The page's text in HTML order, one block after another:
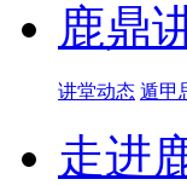
鹿鼎
讲堂动态 遁甲
走进